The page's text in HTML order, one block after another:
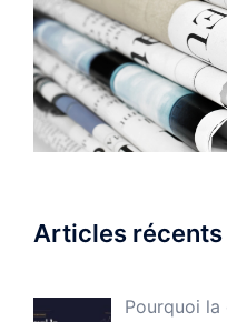
Articles récents
Pourquoi